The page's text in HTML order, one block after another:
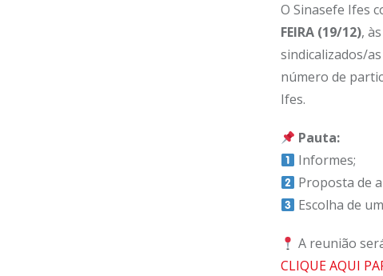
O Sinasefe Ifes
FEIRA (19/12), às
sindicalizados/
número de
Ifes.
Pauta:
Informes;
Proposta de
Escolha de
A reunião
CLIQUE AQUI